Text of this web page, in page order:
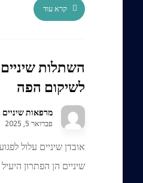
קרא עוד
השתלות
לשיקום הפה
מרפאות
פברואר 5, 2025
אובדן שיניים עלול
שיניים הן הפתרון